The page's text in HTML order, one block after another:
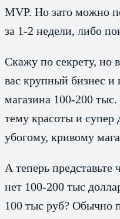
MVP. Но зато можно
за 1-2 недели, либо
Скажу по секрету, но
вас крупный бизнес и
магазина 100-200
тему красоты и супер
убогому, кривому
А теперь представьте
нет 100-200 тыс
100 тыс руб? Обычно